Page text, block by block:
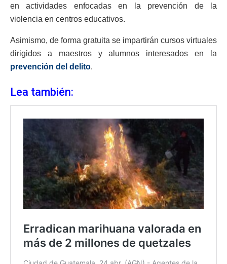
en actividades enfocadas en la prevención de la
violencia en centros educativos.
Asimismo, de forma gratuita se impartirán cursos virtuales
dirigidos a maestros y alumnos interesados en la
prevención del delito.
Lea también: